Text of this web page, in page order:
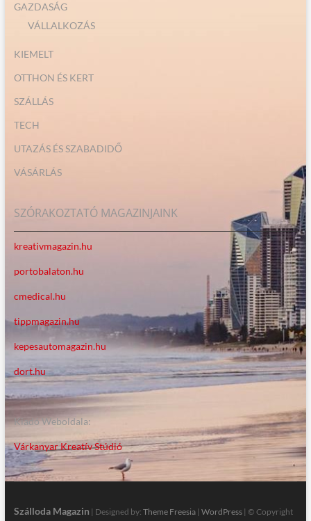
GAZDASÁG
VÁLLALKOZÁS
KIEMELT
OTTHON ÉS KERT
SZÁLLÁS
TECH
UTAZÁS ÉS SZABADIDŐ
VÁSÁRLÁS
SZÓRAKOZTATÓ MAGAZINJAINK
kreativmagazin.hu
portobalaton.hu
cmedical.hu
tippmagazin.hu
kepesautomagazin.hu
dort.hu
Kiadó Weboldala:
Várkanyar Kreatív Stúdió
Szálloda Magazin | Designed by: Theme Freesia| WordPress| © Copyright